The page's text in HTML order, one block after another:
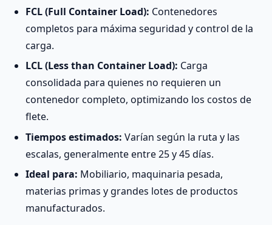
FCL (Full Container Load): Contenedores
completos para máxima seguridad y control de la
carga.
LCL (Less than Container Load): Carga
consolidada para quienes no requieren un
contenedor completo, optimizando los costos de
flete.
Tiempos estimados: Varían según la ruta y las
escalas, generalmente entre 25 y 45 días.
Ideal para: Mobiliario, maquinaria pesada,
materias primas y grandes lotes de productos
manufacturados.